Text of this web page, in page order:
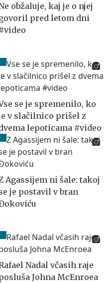
obžaluje, kaj je o njej
pred letom dni
se je spremenilo, ko
v slačilnico prišel z
lepoticama #video
Agassijem ni šale: takoj
je postavil v bran
Nadal včasih raje
Johna McEnroea